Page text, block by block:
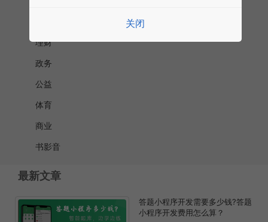
理财
政务
公益
体育
商业
书影音
最新文章
答题小程序开发需要多少钱?答题
小程序开发费用怎么算？
关闭